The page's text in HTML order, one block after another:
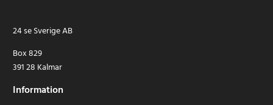
24 se Sverige AB
Box 829
391 28 Kalmar
Information